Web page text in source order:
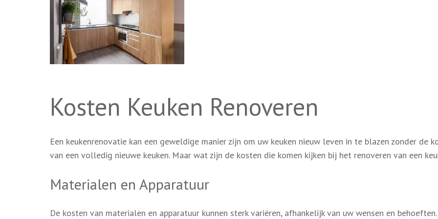
Kosten Keuken Renoveren
Een keukenrenovatie kan een geweldige manier zijn om uw keuken nieuw leven in te blazen zonder de
van een volledig nieuwe keuken. Maar wat zijn de kosten die komen kijken bij het renoveren van een
Materialen en Apparatuur
De kosten van materialen en apparatuur kunnen sterk variëren, afhankelijk van uw wensen en behoeften.